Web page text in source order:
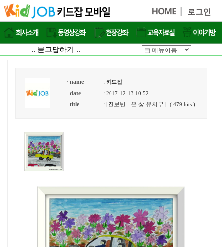
:: 묻고답하기 ::
· name : 키드잡
· date : 2017-12-13 10:52
· title : [진보빈 - 은 상 유치부] ( 479 hits )